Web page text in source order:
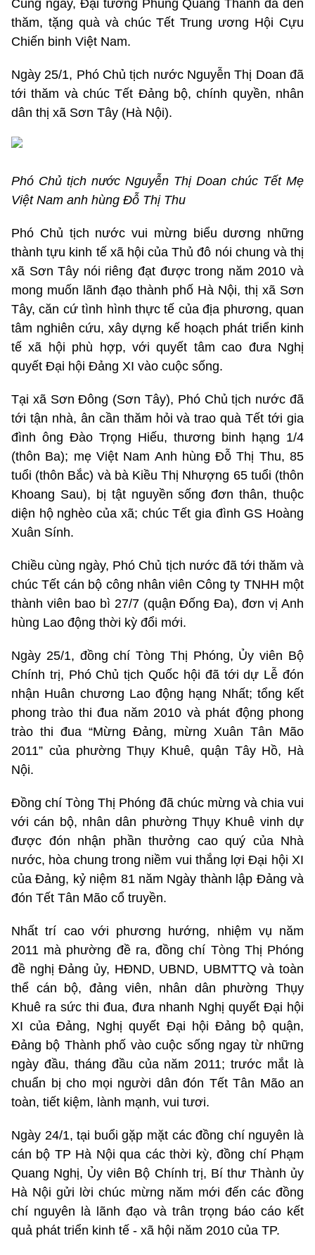
Cùng ngày, Đại tướng Phùng Quang Thanh đã đến
thăm, tặng quà và chúc Tết Trung ương Hội Cựu
Chiến binh Việt Nam.
Ngày 25/1, Phó Chủ tịch nước Nguyễn Thị Doan đã
tới thăm và chúc Tết Đảng bộ, chính quyền, nhân
dân thị xã Sơn Tây (Hà Nội).
Phó Chủ tịch nước Nguyễn Thị Doan chúc Tết Mẹ
Việt Nam anh hùng Đỗ Thị Thu
Phó Chủ tịch nước vui mừng biểu dương những
thành tựu kinh tế xã hội của Thủ đô nói chung và thị
xã Sơn Tây nói riêng đạt được trong năm 2010 và
mong muốn lãnh đạo thành phố Hà Nội, thị xã Sơn
Tây, căn cứ tình hình thực tế của địa phương, quan
tâm nghiên cứu, xây dựng kế hoạch phát triển kinh
tế xã hội phù hợp, với quyết tâm cao đưa Nghị
quyết Đại hội Đảng XI vào cuộc sống.
Tại xã Sơn Đông (Sơn Tây), Phó Chủ tịch nước đã
tới tận nhà, ân cần thăm hỏi và trao quà Tết tới gia
đình ông Đào Trọng Hiếu, thương binh hạng 1/4
(thôn Ba); mẹ Việt Nam Anh hùng Đỗ Thị Thu, 85
tuổi (thôn Bắc) và bà Kiều Thị Nhượng 65 tuổi (thôn
Khoang Sau), bị tật nguyền sống đơn thân, thuộc
diện hộ nghèo của xã; chúc Tết gia đình GS Hoàng
Xuân Sính.
Chiều cùng ngày, Phó Chủ tịch nước đã tới thăm và
chúc Tết cán bộ công nhân viên Công ty TNHH một
thành viên bao bì 27/7 (quận Đống Đa), đơn vị Anh
hùng Lao động thời kỳ đổi mới.
Ngày 25/1, đồng chí Tòng Thị Phóng, Ủy viên Bộ
Chính trị, Phó Chủ tịch Quốc hội đã tới dự Lễ đón
nhận Huân chương Lao động hạng Nhất; tổng kết
phong trào thi đua năm 2010 và phát động phong
trào thi đua “Mừng Đảng, mừng Xuân Tân Mão
2011” của phường Thụy Khuê, quận Tây Hồ, Hà
Nội.
Đồng chí Tòng Thị Phóng đã chúc mừng và chia vui
với cán bộ, nhân dân phường Thụy Khuê vinh dự
được đón nhận phần thưởng cao quý của Nhà
nước, hòa chung trong niềm vui thắng lợi Đại hội XI
của Đảng, kỷ niệm 81 năm Ngày thành lập Đảng và
đón Tết Tân Mão cổ truyền.
Nhất trí cao với phương hướng, nhiệm vụ năm
2011 mà phường đề ra, đồng chí Tòng Thị Phóng
đề nghị Đảng ủy, HĐND, UBND, UBMTTQ và toàn
thể cán bộ, đảng viên, nhân dân phường Thụy
Khuê ra sức thi đua, đưa nhanh Nghị quyết Đại hội
XI của Đảng, Nghị quyết Đại hội Đảng bộ quận,
Đảng bộ Thành phố vào cuộc sống ngay từ những
ngày đầu, tháng đầu của năm 2011; trước mắt là
chuẩn bị cho mọi người dân đón Tết Tân Mão an
toàn, tiết kiệm, lành mạnh, vui tươi.
Ngày 24/1, tại buổi gặp mặt các đồng chí nguyên là
cán bộ TP Hà Nội qua các thời kỳ, đồng chí Phạm
Quang Nghị, Ủy viên Bộ Chính trị, Bí thư Thành ủy
Hà Nội gửi lời chúc mừng năm mới đến các đồng
chí nguyên là lãnh đạo và trân trọng báo cáo kết
quả phát triển kinh tế - xã hội năm 2010 của TP.